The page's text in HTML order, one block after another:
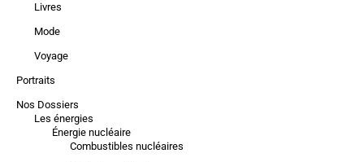
Livres
Mode
Voyage
Portraits
Nos Dossiers
Les énergies
Énergie nucléaire
Combustibles nucléaires